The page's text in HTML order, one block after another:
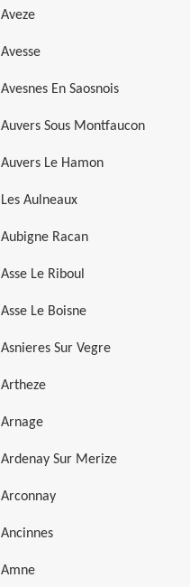
En Saosnois
Sous Montfaucon
Le Hamon
Aulneaux
Racan
Le Riboul
Le Boisne
Sur Vegre
Sur Merize